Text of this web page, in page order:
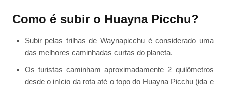
Como é subir o Huayna Picchu?
Subir pelas trilhas de Waynapicchu é considerado uma
das melhores caminhadas curtas do planeta.
Os turistas caminham aproximadamente 2 quilômetros
desde o início da rota até o topo do Huayna Picchu (ida e